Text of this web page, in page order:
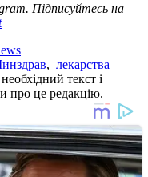
Підписуйтесь на
, лекарства
текст і
про це редакцію.